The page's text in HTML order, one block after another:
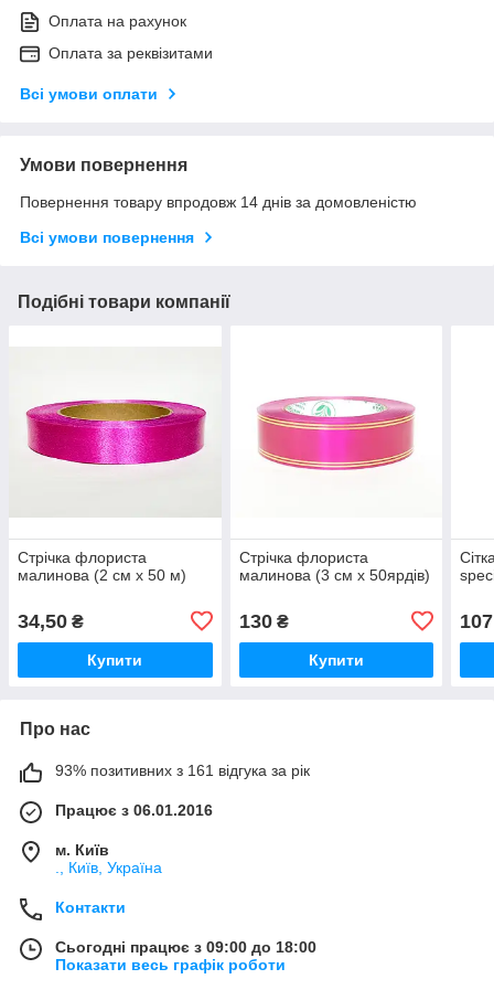
Оплата на рахунок
Оплата за реквізитами
Всі умови оплати
Умови повернення
Повернення товару впродовж 14 днів за домовленістю
Всі умови повернення
Подібні товари компанії
Стрічка флориста
малинова (2 см х 50 м)
34,50 ₴
Купити
Стрічка флориста
малинова (3 см х 50ярдів)
130₴
Купити
107
Про нас
93% позитивних з 161 відгука за рік
Працює з 06.01.2016
м. Київ
., Київ, Україна
Контакти
Сьогодні працює з 09:00 до 18:00
Показати весь графік роботи